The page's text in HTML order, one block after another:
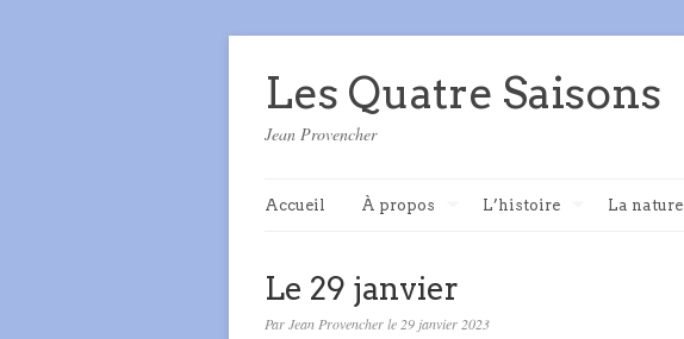
Les Quatre Saisons
Jean Provencher
Accueil À propos L’histoire La nature
Le 29 janvier
Par Jean Provencher le 29 janvier 2023